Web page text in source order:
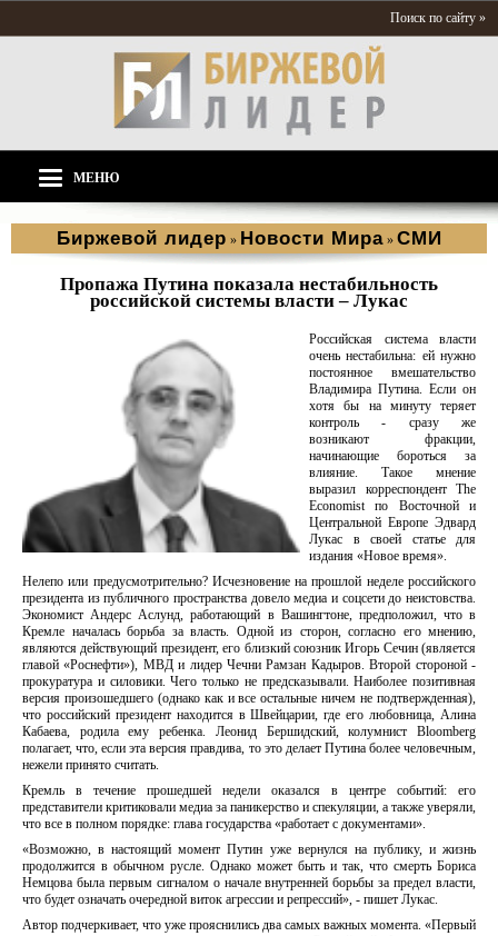
Поиск по сайту »
МЕНЮ
Биржевой лидер » Новости Мира » СМИ
Пропажа Путина показала нестабильность
российской системы власти – Лукас
Российская система власти
очень нестабильна: ей нужно
постоянное вмешательство
Владимира Путина. Если он
хотя бы на минуту теряет
контроль - сразу же
возникают фракции,
начинающие бороться за
влияние. Такое мнение
выразил корреспондент The
Economist по Восточной и
Центральной Европе Эдвард
Лукас в своей статье для
издания «Новое время».
Нелепо или предусмотрительно? Исчезновение на прошлой неделе российского
президента из публичного пространства довело медиа и соцсети до неистовства.
Экономист Андерс Аслунд, работающий в Вашингтоне, предположил, что в
Кремле началась борьба за власть. Одной из сторон, согласно его мнению,
являются действующий президент, его близкий союзник Игорь Сечин (является
главой «Роснефти»), МВД и лидер Чечни Рамзан Кадыров. Второй стороной -
прокуратура и силовики. Чего только не предсказывали. Наиболее позитивная
версия произошедшего (однако как и все остальные ничем не подтвержденная),
что российский президент находится в Швейцарии, где его любовница, Алина
Кабаева, родила ему ребенка. Леонид Бершидский, колумнист Bloomberg
полагает, что, если эта версия правдива, то это делает Путина более человечным,
нежели принято считать.
Кремль в течение прошедшей недели оказался в центре событий: его
представители критиковали медиа за паникерство и спекуляции, а также уверяли,
что все в полном порядке: глава государства «работает с документами».
«Возможно, в настоящий момент Путин уже вернулся на публику, и жизнь
продолжится в обычном русле. Однако может быть и так, что смерть Бориса
Немцова была первым сигналом о начале внутренней борьбы за предел власти,
что будет означать очередной виток агрессии и репрессий», - пишет Лукас.
Автор подчеркивает, что уже прояснились два самых важных момента. «Первый